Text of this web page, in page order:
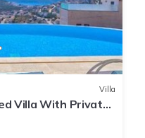
Villa
Villa With Private